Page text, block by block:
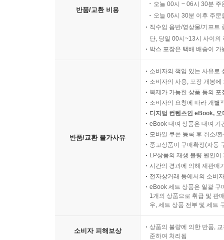
반품/교환 비용
오늘 00시 ~ 06시 30분
오늘 06시 30분 이후 주
직수입 음반/영상물/기프트
단, 당일 00시~13시 사이의
박스 포장은 택배 배송이
반품/교환 불가사유
소비자의 책임 있는 사유로
소비자의 사용, 포장 개봉
복제가 가능한 상품 등의
소비자의 요청에 따라 개별
디지털 컨텐츠인 eBook,
eBook 대여 상품은 대여 기
모바일 쿠폰 등록 후 취소/
중고상품이 구매확정(자동
LP상품의 재생 불량 원인
시간의 경과에 의해 재판매
전자상거래 등에서의 소비
eBook 세트 상품은 일괄 구
1개의 상품으로 취급 및 판
우, 세트 상품 전부 및 세트
소비자 피해보상
상품의 불량에 의한 반품,
준하여 처리됨